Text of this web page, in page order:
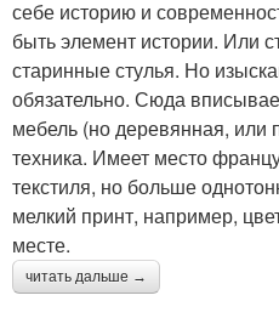
себе историю и
быть элемент истории. Или
старинные стулья. Но
обязательно. Сюда
мебель (но деревянная, или
техника. Имеет место
текстиля, но больше
мелкий принт, например,
месте.
читать дальше →